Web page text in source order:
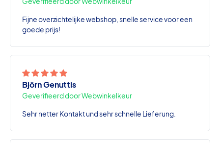
Fijne overzichtelijke webshop, snelle service voor een
goede prijs!
Björn Genuttis
Geverifieerd door Webwinkelkeur
Sehr netter Kontakt und sehr schnelle Lieferung.